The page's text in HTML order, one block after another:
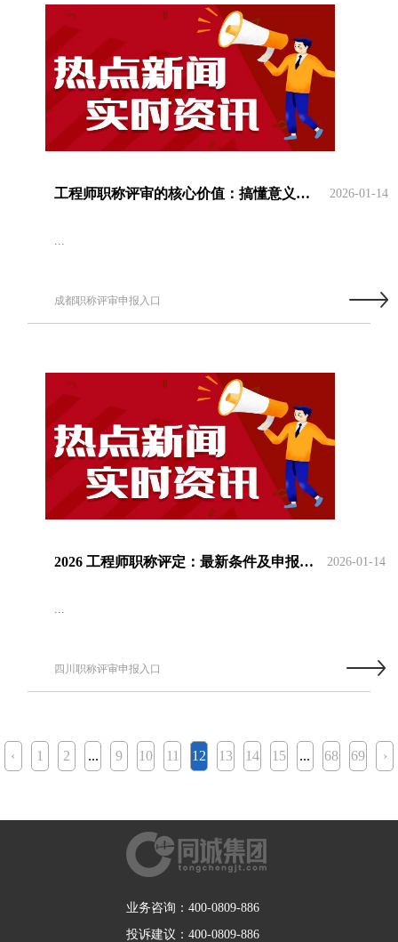
工程师职称评审的核心价值：搞懂意义才能选对申报方向 2026-01-14
成都职称评审申报入口
2026 工程师职称评定：最新条件及申报流程汇总 2026-01-14
四川职称评审申报入口
‹ 1 2 ... 9 10 11 12 13 14 15 ... 68 69 ›
业务咨询：400-0809-886
投诉建议：400-0809-886